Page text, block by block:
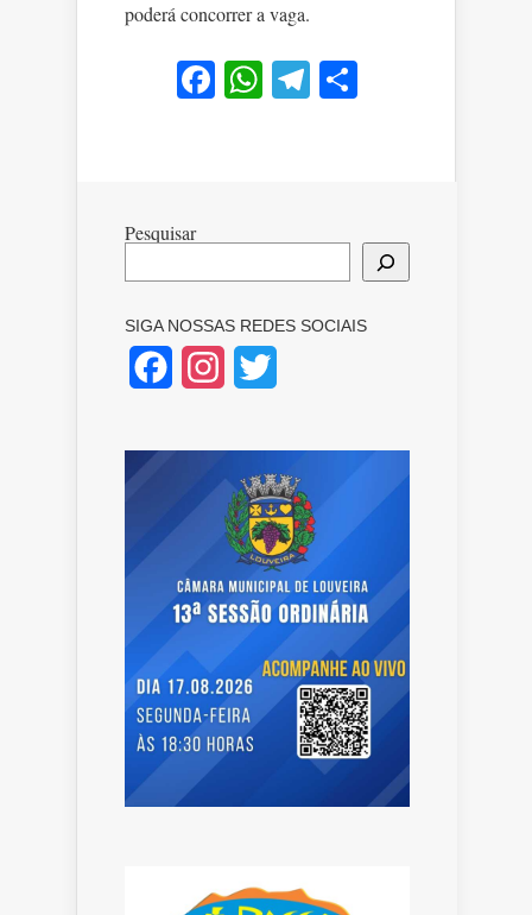
poderá concorrer a vaga.
Facebook
WhatsApp
Telegram
Pesquisar
SIGA NOSSAS REDES SOCIAIS
FacebookInstagram